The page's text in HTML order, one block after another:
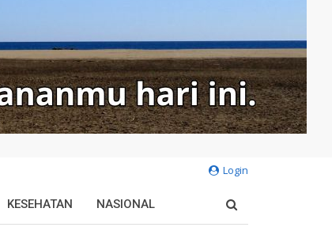
Login
KESEHATAN NASIONAL